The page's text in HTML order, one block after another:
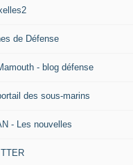
de Défense
- blog défense
des sous-marins
- Les nouvelles